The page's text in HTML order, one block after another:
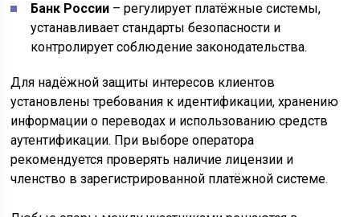
Банк России – регулирует платёжные системы,
устанавливает стандарты безопасности и
контролирует соблюдение законодательства.
Для надёжной защиты интересов клиентов
установлены требования к идентификации, хранению
информации о переводах и использованию средств
аутентификации. При выборе оператора
рекомендуется проверять наличие лицензии и
членство в зарегистрированной платёжной системе.